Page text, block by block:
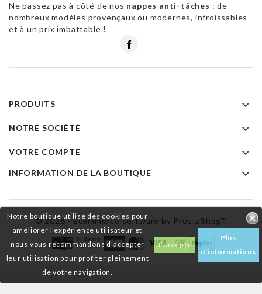
Notre boutique utilise des cookies pour
améliorer l'expérience utilisateur et
nous vous recommandons d'accepter
leur utilisation pour profiter pleinement
de votre navigation.
J'accepte
Plus
d'informations
Ne passez pas à côté de nos nappes anti-tâches : de
nombreux modèles provençaux ou modernes, infroissables
et à un prix imbattable !
PRODUITS 
NOTRE SOCIÉTÉ 
VOTRE COMPTE 
INFORMATION DE LA BOUTIQUE 
© 2026 - Ecommerce software by PrestaShop™